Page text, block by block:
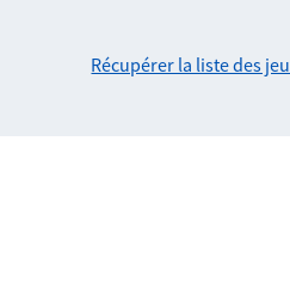
Récupérer la liste des